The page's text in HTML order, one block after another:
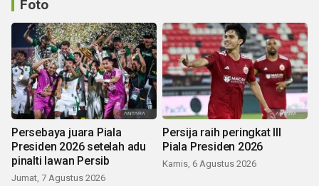
Foto
Persebaya juara Piala
Presiden 2026 setelah adu
pinalti lawan Persib
Jumat, 7 Agustus 2026
Persija raih peringkat III
Piala Presiden 2026
Kamis, 6 Agustus 2026